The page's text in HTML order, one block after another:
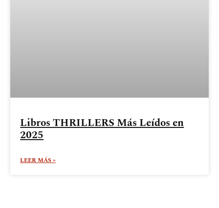
Libros THRILLERS Más Leídos en
2025
LEER MÁS »